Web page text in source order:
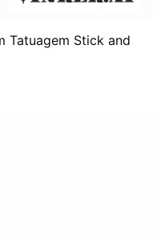
Tatuagem Stick and